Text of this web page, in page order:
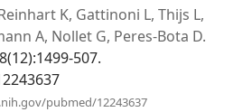
K, Gattinoni L, Thijs L,
A, Nollet G, Peres-Bota D.
507.
pubmed/12243637